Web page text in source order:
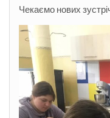
Чекаємо нових